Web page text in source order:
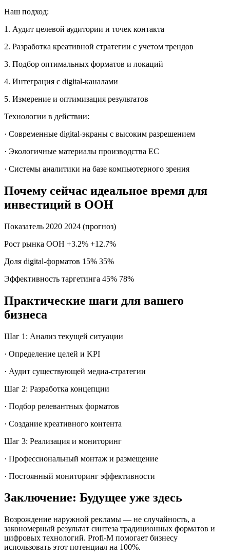
Наш подход:
1. Аудит целевой аудитории и точек контакта
2. Разработка креативной стратегии с учетом трендов
3. Подбор оптимальных форматов и локаций
4. Интеграция с digital-каналами
5. Измерение и оптимизация результатов
Технологии в действии:
· Современные digital-экраны с высоким разрешением
· Экологичные материалы производства ЕС
· Системы аналитики на базе компьютерного зрения
Почему сейчас идеальное время для
инвестиций в OOH
Показатель 2020 2024 (прогноз)
Рост рынка OOH +3.2% +12.7%
Доля digital-форматов 15% 35%
Эффективность таргетинга 45% 78%
Практические шаги для вашего
бизнеса
Шаг 1: Анализ текущей ситуации
· Определение целей и KPI
· Аудит существующей медиа-стратегии
Шаг 2: Разработка концепции
· Подбор релевантных форматов
· Создание креативного контента
Шаг 3: Реализация и мониторинг
· Профессиональный монтаж и размещение
· Постоянный мониторинг эффективности
Заключение: Будущее уже здесь
Возрождение наружной рекламы — не случайность, а
закономерный результат синтеза традиционных форматов и
цифровых технологий. Profi-M помогает бизнесу
использовать этот потенциал на 100%.